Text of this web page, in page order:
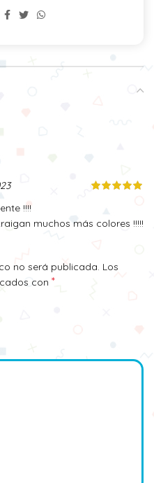
!!!!
muchos más colores !!!!!
no será publicada. Los
con *